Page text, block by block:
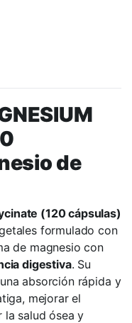
de
(120 cápsulas)
formulado con
de magnesio con
digestiva. Su
absorción rápida y
mejorar el
la salud ósea y